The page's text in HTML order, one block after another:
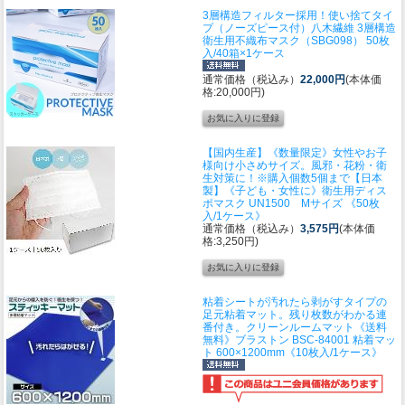
3層構造フィルター採用！使い捨てタイ
プ（ノーズピース付） 八木繊維 3層構造
衛生用不織布マスク（SBG098） 50枚
入/40箱×1ケース
通常価格（税込み） 22,000円(本体価
格:20,000円)
【国内生産】《数量限定》女性やお子
様向け小さめサイズ。風邪・花粉・衛
生対策に！※購入個数5個まで 【日本
製】《子ども・女性に》衛生用ディス
ポマスク UN1500 Mサイズ 《50枚
入/1ケース》
通常価格（税込み） 3,575円(本体価
格:3,250円)
粘着シートが汚れたら剥がすタイプの
足元粘着マット。残り枚数がわかる連
番付き。クリーンルームマット
《送料
無料》ブラストン BSC-84001 粘着マッ
ト 600×1200mm《10枚入/1ケース》